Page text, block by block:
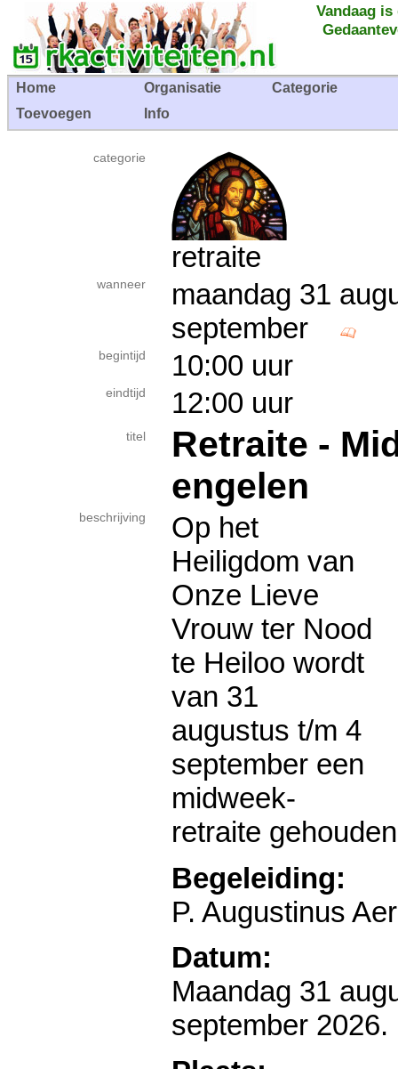
Vandaag
Home Organisatie
Categorie
Toevoegen
Info
categorie
retraite
wanneer
maandag 31
september
begintijd 10:00 uur
eindtijd 12:00 uur
titel
Retraite -
engelen
beschrijving
Op het
Heiligdom van
Onze Lieve
Vrouw ter Nood
te Heiloo wordt
van 31
augustus t/m 4
september een
midweek-
retraite
Begeleiding:
P. Augustinus
Datum:
Maandag 31
september 2026.